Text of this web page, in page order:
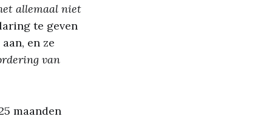
allemaal niet
te geven
en ze
van
maanden